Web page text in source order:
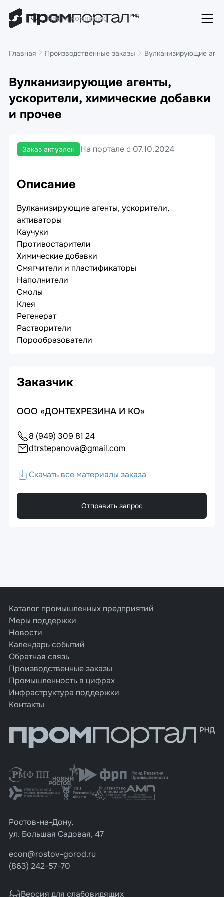
Главная Производственные заказы Вулканизирующие
Вулканизирующие агенты,
ускорители, химические добавки
и прочее
Заказ актуален На портале с 07.10.2024
Описание
Вулканизирующие агенты, ускорители,
активаторы
Каучуки
Противостарители
Химические добавки
Смягчители и пластификаторы
Наполнители
Смолы
Клея
Регенерат
Растворители
Порообразователи
Заказчик
ООО «ДОНТЕХРЕЗИНА И КО»
8 (949) 309 81 24
dtrstepanova@gmail.com
Скачать все материалы заказа
Отправить запрос
Каталог промышленных предприятий
Меры поддержки
Новости
Календарь событий
Обратная связь
Производственные заказы
Промышленность в цифрах
Инфраструктура поддержки
Контакты
Ростов-на-Дону,
ул. Большая Садовая, 47
econ@rostov-gorod.ru
(863) 242-57-70
Версия для слабовидящих